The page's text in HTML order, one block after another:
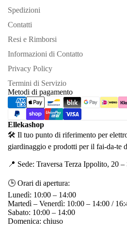
Spedizioni
Contatti
Resi e Rimborsi
Informazioni di Contatto
Privacy Policy
Termini di Servizio
Metodi di pagamento
Ellekashop
🛠 Il tuo punto di riferimento per
giardinaggio e prodotti per il fai-da-te
📍 Sede: Traversa Terza Ippolito, 20
🕒 Orari di apertura:
Lunedì: 10:00 – 14:00
Martedì – Venerdì: 10:00 – 14:00 /
Sabato: 10:00 – 14:00
Domenica: chiuso